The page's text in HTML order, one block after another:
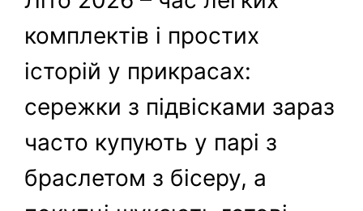
комплектів і простих
історій у прикрасах:
сережки з підвісками зараз
часто купують у парі з
браслетом з бісеру, а